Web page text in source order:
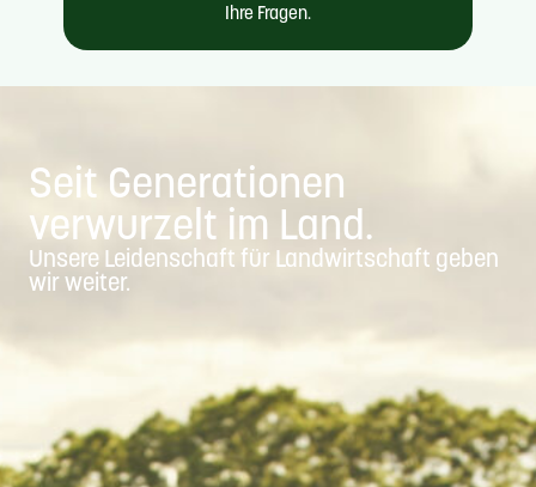
Ihre Fragen.
Seit Generationen
verwurzelt im Land.
Unsere Leidenschaft für Landwirtschaft geben
wir weiter.